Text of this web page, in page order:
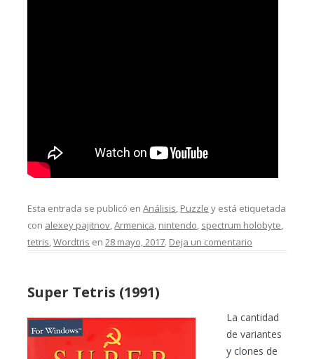
Esta entrada se publicó enAnálisis Puzzle y está etiquetada
con alexey pajitnov ,Armenica nintendo spectrum holobyte
tetris ,Wordtris en28 mayo, 2017. Deja un comentario
Super Tetris (1991)
La cantidad
de variantes
y clones de